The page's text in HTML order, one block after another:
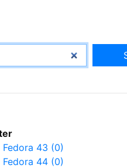
Fedora 43 (0)
Fedora 44 (0)